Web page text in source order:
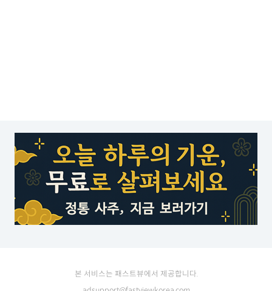
본 서비스는 패스트뷰에서 제공합니다.